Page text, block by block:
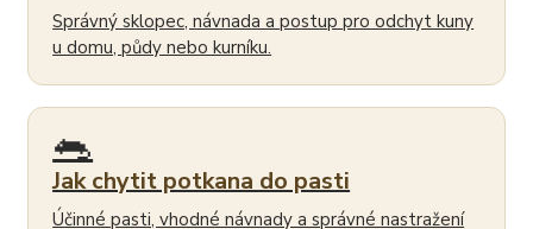
Správný sklopec, návnada a postup pro odchyt kuny
u domu, půdy nebo kurníku.
🐀
Jak chytit potkana do pasti
Účinné pasti, vhodné návnady a správné nastražení